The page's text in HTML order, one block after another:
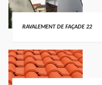
RAVALEMENT DE FAÇADE 22